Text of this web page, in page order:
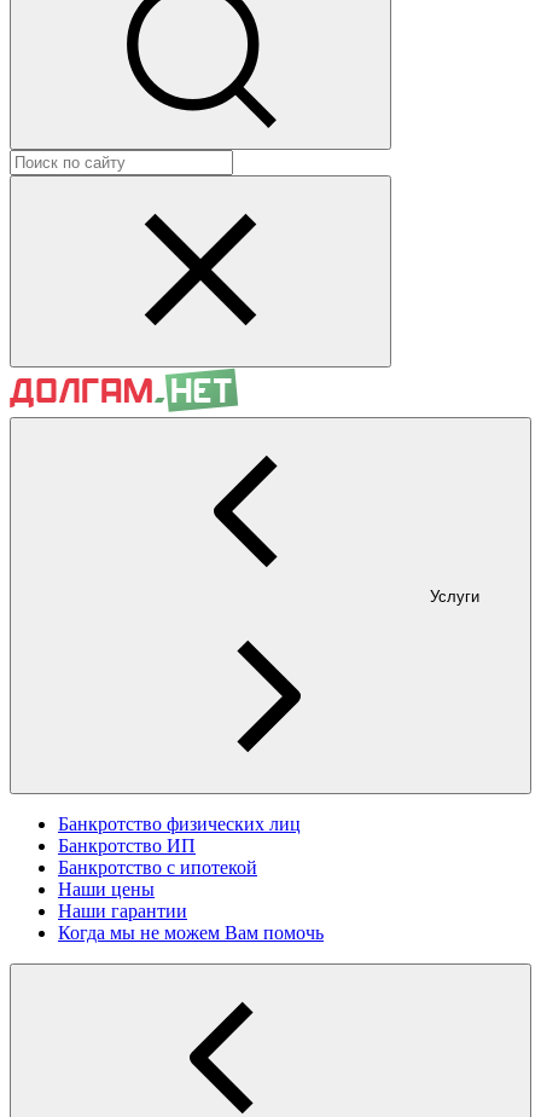
Услуги
Банкротство физических лиц
Банкротство ИП
Банкротство с ипотекой
Наши цены
Наши гарантии
Когда мы не можем Вам помочь